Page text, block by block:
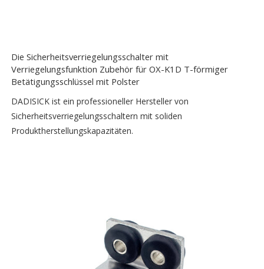
Die Sicherheitsverriegelungsschalter mit
Verriegelungsfunktion Zubehör für OX-K1D T-förmiger
Betätigungsschlüssel mit Polster
DADISICK ist ein professioneller Hersteller von
Sicherheitsverriegelungsschaltern mit soliden
Produktherstellungskapazitäten.